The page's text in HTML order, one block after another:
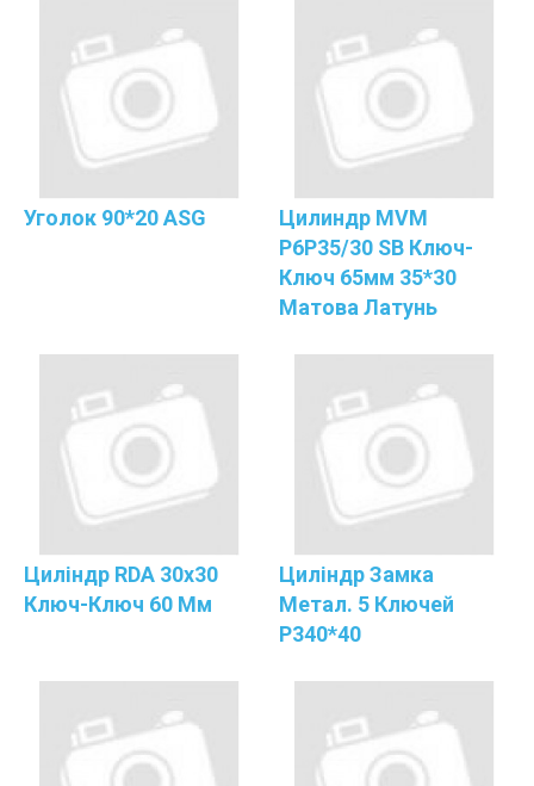
Уголок 90*20 ASG
Цилиндр MVM
P6P35/30 SB Ключ-
Ключ 65мм 35*30
Матова Латунь
Циліндр RDA 30x30
Ключ-Ключ 60 Мм
Циліндр Замка
Метал. 5 Ключей
P340*40